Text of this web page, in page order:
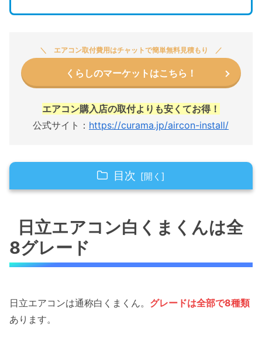
エアコン取付費用はチャットで簡単無料見積もり
くらしのマーケットはこちら！
エアコン購入店の取付よりも安くてお得！
公式サイト： https://curama.jp/aircon-install/
目次
AJ(D)シリーズ
MJ(G)シリーズ
BJ(E)シリーズ
ZJシリーズ
日立エアコン白くまくんは全
8グレード
日立エアコンは通称白くまくん。 グレードは全部で8種類
あります。